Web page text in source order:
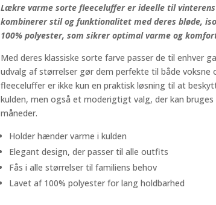
Lækre varme sorte fleeceluffer er ideelle til vinterens
kombinerer stil og funktionalitet med deres bløde,
100% polyester, som sikrer optimal varme og
Med deres klassiske sorte farve passer de til enhver
udvalg af størrelser gør dem perfekte til både voksne
fleeceluffer er ikke kun en praktisk løsning til at
kulden, men også et moderigtigt valg, der kan bruges
måneder.
Holder hænder varme i kulden
Elegant design, der passer til alle outfits
Fås i alle størrelser til familiens behov
Lavet af 100% polyester for lang holdbarhed